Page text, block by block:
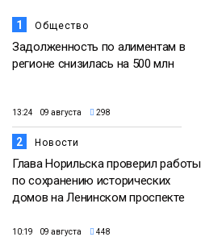
1 Общество
Задолженность по алиментам в
регионе снизилась на 500 млн
13:24 09 августа 298
2 Новости
Глава Норильска проверил работы
по сохранению исторических
домов на Ленинском проспекте
10:19 09 августа 448